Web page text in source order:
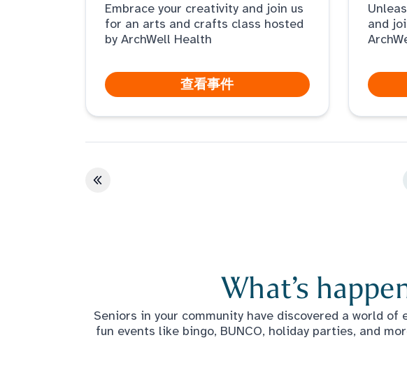
Embrace your creativity and join us
for an arts and crafts class hosted
by ArchWell Health
查看事件
and
第一页
What’s
Seniors in your community have discovered a world
fun events like bingo, BUNCO, holiday parties, and